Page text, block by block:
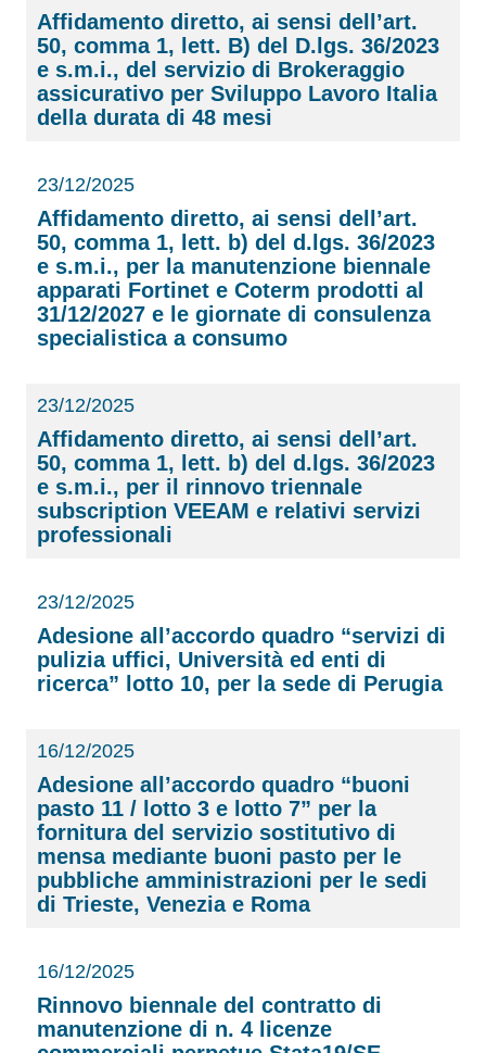
Affidamento diretto, ai sensi dell’art.
50, comma 1, lett. B) del D.lgs. 36/2023
e s.m.i., del servizio di Brokeraggio
assicurativo per Sviluppo Lavoro Italia
della durata di 48 mesi
23/12/2025
Affidamento diretto, ai sensi dell’art.
50, comma 1, lett. b) del d.lgs. 36/2023
e s.m.i., per la manutenzione biennale
apparati Fortinet e Coterm prodotti al
31/12/2027 e le giornate di consulenza
specialistica a consumo
23/12/2025
Affidamento diretto, ai sensi dell’art.
50, comma 1, lett. b) del d.lgs. 36/2023
e s.m.i., per il rinnovo triennale
subscription VEEAM e relativi servizi
professionali
23/12/2025
Adesione all’accordo quadro “servizi di
pulizia uffici, Università ed enti di
ricerca” lotto 10, per la sede di Perugia
16/12/2025
Adesione all’accordo quadro “buoni
pasto 11 / lotto 3 e lotto 7” per la
fornitura del servizio sostitutivo di
mensa mediante buoni pasto per le
pubbliche amministrazioni per le sedi
di Trieste, Venezia e Roma
16/12/2025
Rinnovo biennale del contratto di
manutenzione di n. 4 licenze